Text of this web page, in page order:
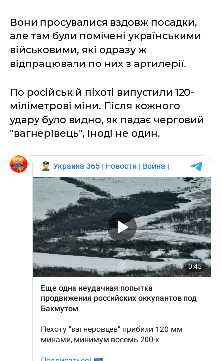
Вони просувалися вздовж посадки,
але там були помічені українськими
військовими, які одразу ж
відпрацювали по них з артилерії.
По російській піхоті випустили 120-
міліметрові міни. Після кожного
удару було видно, як падає черговий
"вагнерівець", іноді не один.